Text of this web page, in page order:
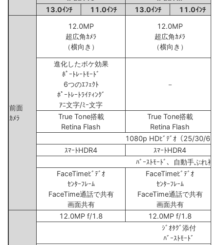
13.0ｲﾝﾁ
11.0ｲﾝﾁ 13.0ｲﾝﾁ 11.0ｲﾝﾁ
前面
ｶﾒﾗ
12.0MP
超広角ｶﾒﾗ
（横向き）
12.0MP
超広角ｶﾒﾗ
（横向き）
進化したボケ効果
ﾎﾟｰﾄﾚｰﾄﾓｰﾄﾞ
6つのｴﾌｪｸﾄ
ﾎﾟｰﾄﾚｰﾄﾗｲﾃｨﾝｸﾞ
ｱﾆ文字/ﾐｰ文字
－
True Tone搭載
Retina Flash
True Tone搭載
Retina Flash
1080p HDﾋﾞﾃﾞｵ（25/30/
ｽﾏｰﾄHDR4
ｽﾏｰﾄHDR4
ﾊﾞｰｽﾄﾓｰﾄﾞ、自動手ぶれ補
FaceTimeﾋﾞﾃﾞｵ
ｾﾝﾀｰﾌﾚｰﾑ
FaceTime通話で共有
画面共有
FaceTimeﾋﾞﾃﾞｵ
ｾﾝﾀｰﾌﾚｰﾑ
FaceTime通話で共有
画面共有
12.0MP f/1.8 12.0MP f/1.8
ｼﾞｵﾀｸﾞ添付
ﾊﾞｰｽﾄﾓｰﾄﾞ